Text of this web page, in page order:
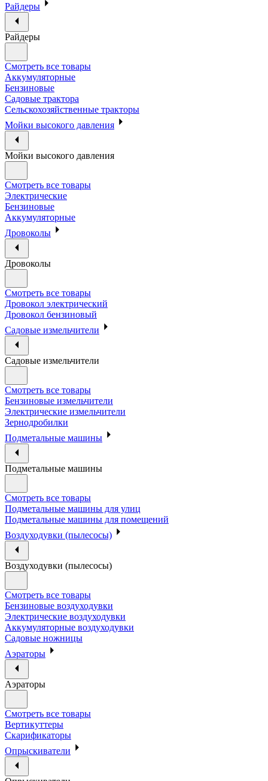
Райдеры
Райдеры
Смотреть все товары
Аккумуляторные
Бензиновые
Садовые трактора
Сельскохозяйственные тракторы
Мойки высокого давления
Мойки высокого давления
Смотреть все товары
Электрические
Бензиновые
Аккумуляторные
Дровоколы
Дровоколы
Смотреть все товары
Дровокол электрический
Дровокол бензиновый
Садовые измельчители
Садовые измельчители
Смотреть все товары
Бензиновые измельчители
Электрические измельчители
Зернодробилки
Подметальные машины
Подметальные машины
Смотреть все товары
Подметальные машины для улиц
Подметальные машины для помещений
Воздуходувки (пылесосы)
Воздуходувки (пылесосы)
Смотреть все товары
Бензиновые воздуходувки
Электрические воздуходувки
Аккумуляторные воздуходувки
Садовые ножницы
Аэраторы
Аэраторы
Смотреть все товары
Вертикуттеры
Скарификаторы
Опрыскиватели